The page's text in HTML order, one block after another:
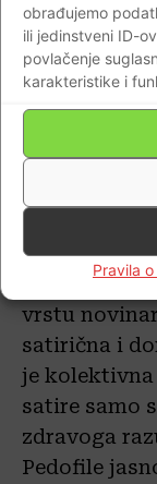
obrađujemo
ili jedinstveni ID-
povlačenje
karakteristike i
Pravila
biskupe i
koji ubijaju
trguju
Što je
nacije“, a i
Od ovoga
vrstu
satirična i
je kolektivna
satire samo
zdravoga
Pedofile